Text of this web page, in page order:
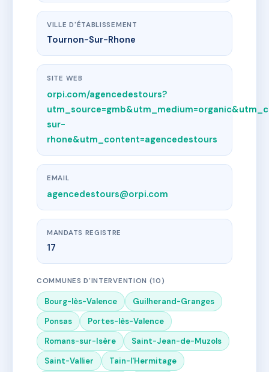
VILLE D'ÉTABLISSEMENT
Tournon-Sur-Rhone
SITE WEB
orpi.com/agencedestours?
sur-
rhone&utm_content=agencedestours
EMAIL
agencedestours@orpi.com
MANDATS REGISTRE
17
COMMUNES D'INTERVENTION (10)
Bourg-lès-Valence
Guilherand-Granges
Ponsas
Portes-lès-Valence
Romans-sur-Isère
Saint-Jean-de-Muzols
Saint-Vallier
Tain-l'Hermitage